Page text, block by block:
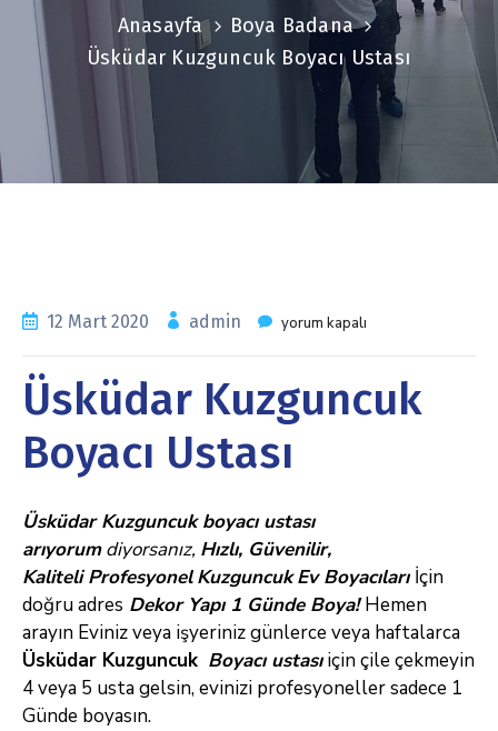
Anasayfa
Boya Badana
Üsküdar Kuzguncuk Boyacı Ustası
12 Mart 2020 admin yorum kapalı
Üsküdar Kuzguncuk
Boyacı Ustası
Üsküdar Kuzguncuk boyacı ustası
arıyorumdiyorsanız, Hızlı, Güvenilir,
KaliteliProfesyonel Kuzguncuk EvBoyacılarıİçin
doğru adres Dekor Yapı 1 Günde Boya!Hemen
arayın Eviniz veya işyeriniz günlerce veya haftalarca
Üsküdar Kuzguncuk Boyacı ustasıiçinçile çekmeyin
4 veya 5 usta gelsin, evinizi profesyoneller sadece 1
Günde boyasın.